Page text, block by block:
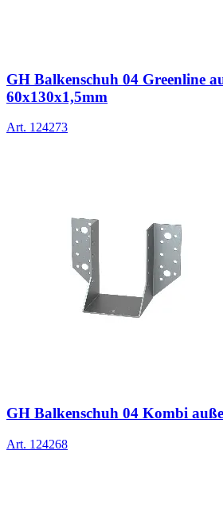
GH Balkenschuh 04 Greenline
60x130x1,5mm
Art. 124273
GH Balkenschuh 04 Kombi
Art. 124268